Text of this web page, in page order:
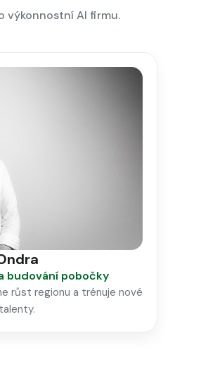
výkonnostní AI firmu.
budování pobočky
růst regionu a trénuje nové
talenty.